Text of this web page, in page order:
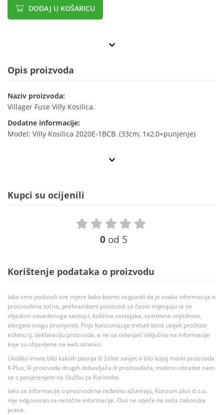
DODAJ U KOŠARICU
Opis proizvoda
Naziv proizvoda:
Villager Fuse Villy Kosilica.
Dodatne informacije:
Model: Villy Kosilica 2020E-1BCB. (33cm, 1x2,0+punjenje)
Kupci su ocijenili
0 od 5
Korištenje podataka o proizvodu
Iako smo poduzeli sve mjere kako bismo osigurali da je svaka informacija o
proizvodima točna, prehrambeni proizvodi se često mijenjaju te se
slijedom navedenoga sastojci, količina sastojaka, nutritivna vrijednost,
alergeni mogu promjeniti. Prije konzumacije trebali biste uvijek pročitati
etiketu tj. deklaraciju proizvoda, a ne se oslanjati isključivo na informacije
koje su objavljene na web stranici.
Ukoliko imate bilo kakvih pitanja ili želite savjet o bilo kojoj marki proizvoda
K Plus, ili proizvoda drugih dobavljača ili proizvođača, molimo obratite nam
se s povjerenjem na Službu za Korisnike.
Iako se informacije o proizvodima redovito ažuriraju, Konzum plus d.o.o.
nije odgovoran za netočne informacije. Ovo ne utječe na vaša zakonska
prava.